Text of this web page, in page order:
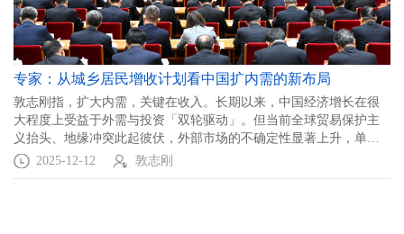
专家：从城乡居民增收计划看中国扩内需的新布局
敦志刚指，扩大内需，关键在收入。长期以来，中国经济增长在很
大程度上受益于外需与投资「双轮驱动」。但当前全球贸易保护主
义抬头、地缘冲突此起彼伏，外部市场的不确定性显著上升，单纯
依赖外需和投资拉动，难以为未来发展提供可靠支撑。
2025-12-12 敦志刚